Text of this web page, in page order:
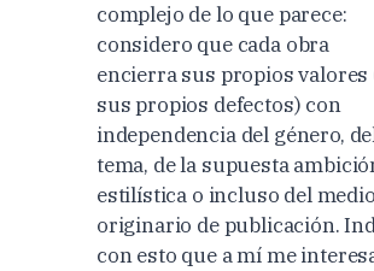
complejo de lo que parece:
considero que cada obra
encierra sus propios valores
sus propios defectos) con
independencia del género,
tema, de la supuesta
estilística o incluso del medio
originario de publicación.
con esto que a mí me